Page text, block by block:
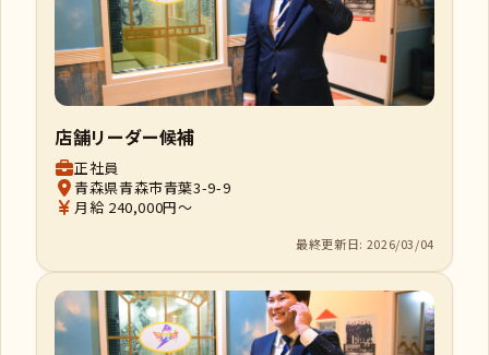
店舗リーダー候補
正社員
青森県青森市青葉3-9-9
月給 240,000円～
最終更新日: 2026/03/04